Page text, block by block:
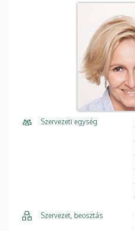
Szervezeti egység
Szervezet, beosztás